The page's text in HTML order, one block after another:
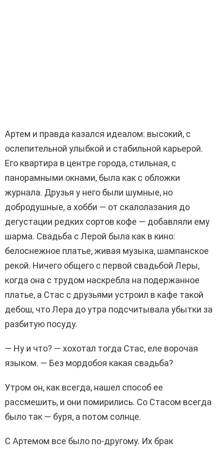
Артем и правда казался идеалом: высокий, с
ослепительной улыбкой и стабильной карьерой.
Его квартира в центре города, стильная, с
панорамными окнами, была как с обложки
журнала. Друзья у него были шумные, но
добродушные, а хобби — от скалолазания до
дегустации редких сортов кофе — добавляли ему
шарма. Свадьба с Лерой была как в кино:
белоснежное платье, живая музыка, шампанское
рекой. Ничего общего с первой свадьбой Леры,
когда она с трудом наскребла на подержанное
платье, а Стас с друзьями устроил в кафе такой
дебош, что Лера до утра подсчитывала убытки за
разбитую посуду.
— Ну и что? — хохотал тогда Стас, еле ворочая
языком. — Без мордобоя какая свадьба?
Утром он, как всегда, нашел способ ее
рассмешить, и они помирились. Со Стасом всегда
было так — буря, а потом солнце.
С Артемом все было по-другому. Их брак